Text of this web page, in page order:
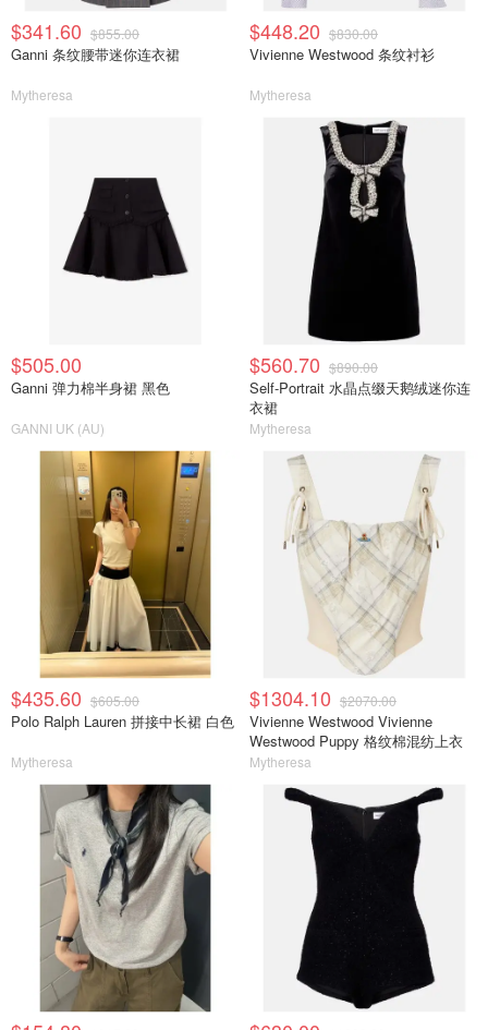
$341.60 $855.00
Ganni 条纹腰带迷你连衣裙
Mytheresa
$448.20 $830.00
Vivienne Westwood 条纹衬衫
Mytheresa
$505.00
Ganni 弹力棉半身裙 黑色
GANNI UK (AU)
$560.70 $890.00
Self-Portrait 水晶点缀天鹅绒迷你连
衣裙
Mytheresa
$435.60 $605.00
Polo Ralph Lauren 拼接中长裙 白色
Mytheresa
$1304.10 $2070.00
Vivienne Westwood Vivienne
Westwood Puppy 格纹棉混纺上衣
Mytheresa